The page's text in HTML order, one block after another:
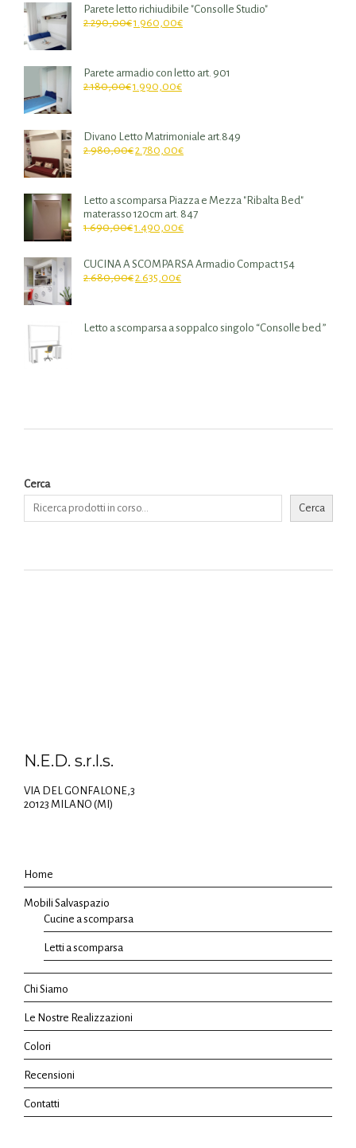
Parete letto richiudibile "Consolle Studio"
2.290,00€1.960,00€
Parete armadio con letto art. 901
2.180,00€1.990,00€
Divano Letto Matrimoniale art.849
2.980,00€2.780,00€
Letto a scomparsa Piazza e Mezza "Ribalta Bed"
materasso 120cm art. 847
1.690,00€1.490,00€
CUCINA A SCOMPARSA Armadio Compact 154
2.680,00€2.635,00€
Letto a scomparsa a soppalco singolo “Consolle bed ”
Cerca
Cerca
N.E.D. s.r.l.s.
VIA DEL GONFALONE,3
20123 MILANO (MI)
Home
Mobili Salvaspazio
Cucine a scomparsa
Letti a scomparsa
Chi Siamo
Le Nostre Realizzazioni
Colori
Recensioni
Contatti